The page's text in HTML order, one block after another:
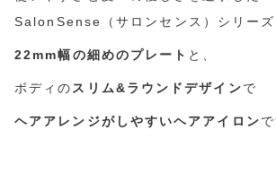
SalonSense（サロンセンス）シリーズ
22mm幅の細めのプレート と、
ボディの スリム&ラウンドデザインで
ヘアアレンジがしやすいヘアアイロンで